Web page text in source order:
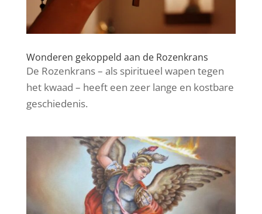
Wonderen gekoppeld aan de Rozenkrans
De Rozenkrans – als spiritueel wapen tegen
het kwaad – heeft een zeer lange en kostbare
geschiedenis.